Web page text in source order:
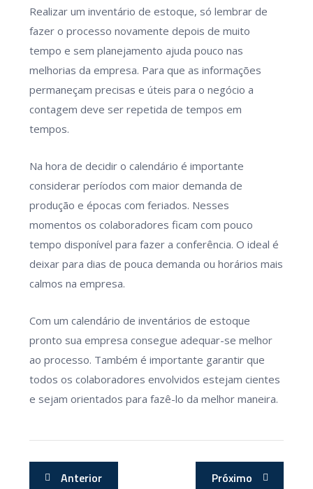
Realizar um inventário de estoque, só lembrar de
fazer o processo novamente depois de muito
tempo e sem planejamento ajuda pouco nas
melhorias da empresa. Para que as informações
permaneçam precisas e úteis para o negócio a
contagem deve ser repetida de tempos em
tempos.
Na hora de decidir o calendário é importante
considerar períodos com maior demanda de
produção e épocas com feriados. Nesses
momentos os colaboradores ficam com pouco
tempo disponível para fazer a conferência. O ideal é
deixar para dias de pouca demanda ou horários mais
calmos na empresa.
Com um calendário de inventários de estoque
pronto sua empresa consegue adequar-se melhor
ao processo. Também é importante garantir que
todos os colaboradores envolvidos estejam cientes
e sejam orientados para fazê-lo da melhor maneira.
Anterior Próximo